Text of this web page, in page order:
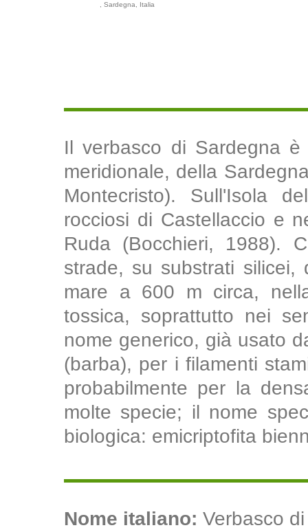
, Sardegna, Italia
Il verbasco di Sardegna
meridionale, della
Montecristo). Sull'Isola
rocciosi di Castellaccio e
Ruda (Bocchieri, 1988).
strade, su substrati silicei,
mare a 600 m circa,
tossica, soprattutto nei
nome generico, già usato
(barba), per i filamenti
probabilmente per la
molte specie; il nome
biologica: emicriptofita
Nome italiano: Verbasco